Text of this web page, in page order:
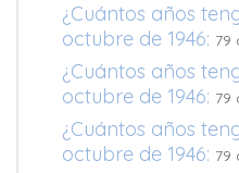
¿Cuántos años
octubre de 1946: 79
¿Cuántos años
octubre de 1946: 79
¿Cuántos años
octubre de 1946: 79